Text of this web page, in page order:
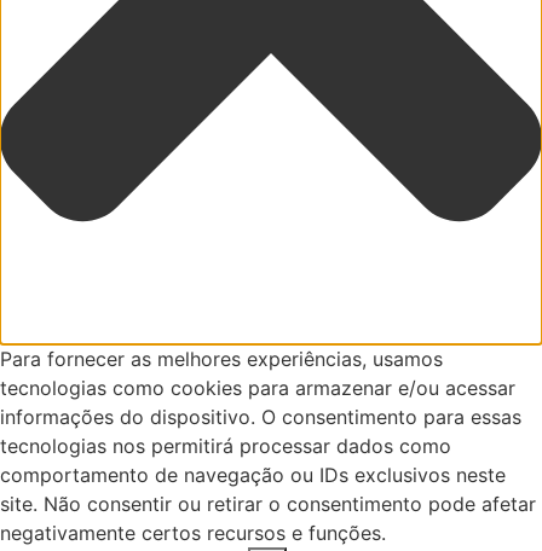
Para fornecer as melhores experiências, usamos
tecnologias como cookies para armazenar e/ou acessar
informações do dispositivo. O consentimento para essas
tecnologias nos permitirá processar dados como
comportamento de navegação ou IDs exclusivos neste
site. Não consentir ou retirar o consentimento pode afetar
negativamente certos recursos e funções.